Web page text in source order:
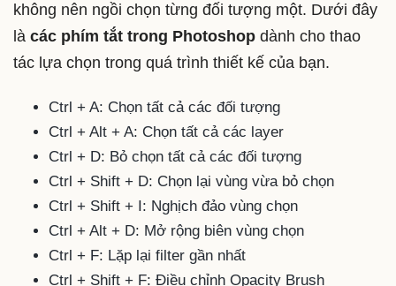
không nên ngồi chọn từng đối tượng một. Dưới đây
là các phím tắt trong Photoshop dành cho thao
tác lựa chọn trong quá trình thiết kế của bạn.
Ctrl + A: Chọn tất cả các đối tượng
Ctrl + Alt + A: Chọn tất cả các layer
Ctrl + D: Bỏ chọn tất cả các đối tượng
Ctrl + Shift + D: Chọn lại vùng vừa bỏ chọn
Ctrl + Shift + I: Nghịch đảo vùng chọn
Ctrl + Alt + D: Mở rộng biên vùng chọn
Ctrl + F: Lặp lại filter gần nhất
Ctrl + Shift + F: Điều chỉnh Opacity Brush